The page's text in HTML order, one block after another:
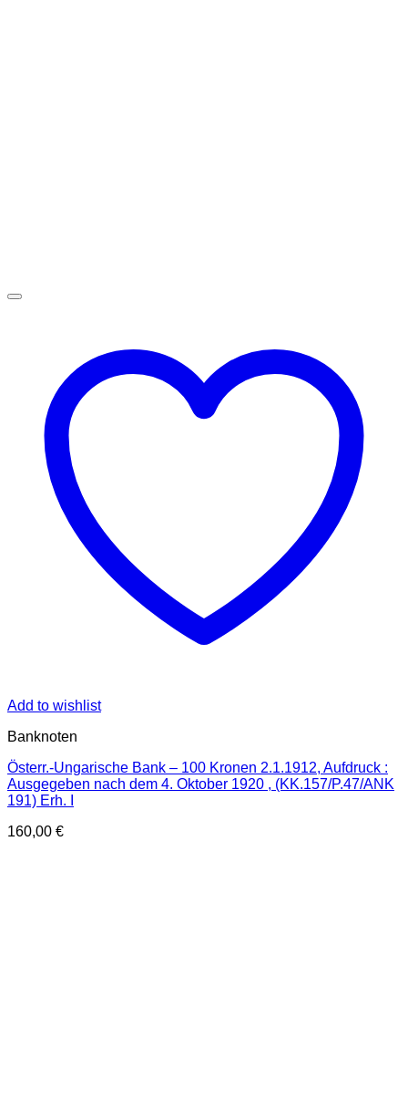
Add to wishlist
Banknoten
Österr.-Ungarische Bank – 100 Kronen 2.1.1912, Aufdruck :
Ausgegeben nach dem 4. Oktober 1920 , (KK.157/P.47/ANK
191) Erh. I
160,00 €